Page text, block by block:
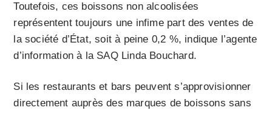
Toutefois, ces boissons non alcoolisées
représentent toujours une infime part des ventes de
la société d’État, soit à peine 0,2 %, indique l’agente
d’information à la SAQ Linda Bouchard.
Si les restaurants et bars peuvent s’approvisionner
directement auprès des marques de boissons sans